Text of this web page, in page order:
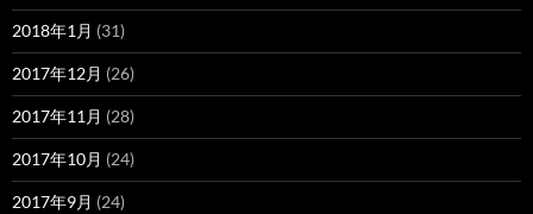
2018年1月 (31)
2017年12月 (26)
2017年11月 (28)
2017年10月 (24)
2017年9月 (24)